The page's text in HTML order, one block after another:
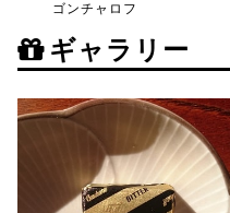
ゴンチャロフ
ギャラリー